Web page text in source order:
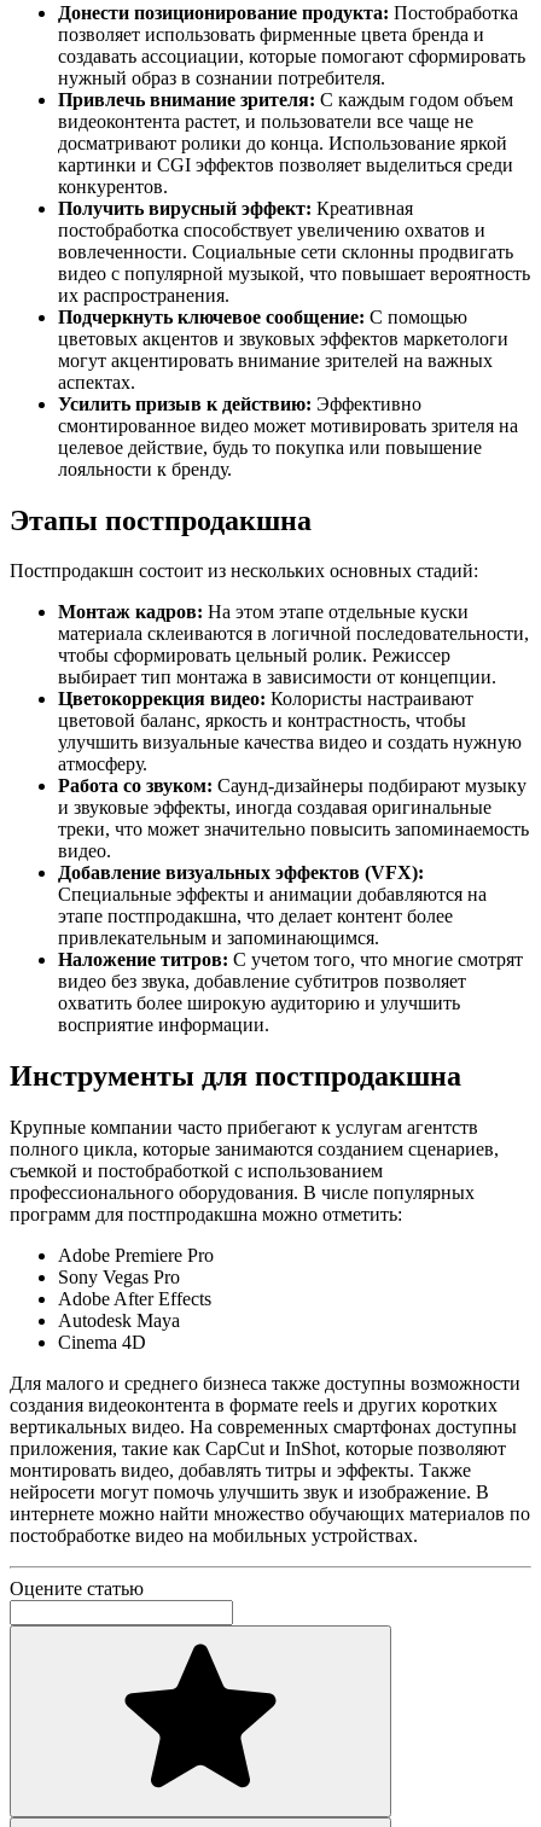
Донести позиционирование продукта: Постобработка
позволяет использовать фирменные цвета бренда и
создавать ассоциации, которые помогают сформировать
нужный образ в сознании потребителя.
Привлечь внимание зрителя: С каждым годом объем
видеоконтента растет, и пользователи все чаще не
досматривают ролики до конца. Использование яркой
картинки и CGI эффектов позволяет выделиться среди
конкурентов.
Получить вирусный эффект: Креативная
постобработка способствует увеличению охватов и
вовлеченности. Социальные сети склонны продвигать
видео с популярной музыкой, что повышает вероятность
их распространения.
Подчеркнуть ключевое сообщение: С помощью
цветовых акцентов и звуковых эффектов маркетологи
могут акцентировать внимание зрителей на важных
аспектах.
Усилить призыв к действию: Эффективно
смонтированное видео может мотивировать зрителя на
целевое действие, будь то покупка или повышение
лояльности к бренду.
Этапы постпродакшна
Постпродакшн состоит из нескольких основных стадий:
Монтаж кадров: На этом этапе отдельные куски
материала склеиваются в логичной последовательности,
чтобы сформировать цельный ролик. Режиссер
выбирает тип монтажа в зависимости от концепции.
Цветокоррекция видео: Колористы настраивают
цветовой баланс, яркость и контрастность, чтобы
улучшить визуальные качества видео и создать нужную
атмосферу.
Работа со звуком: Саунд-дизайнеры подбирают музыку
и звуковые эффекты, иногда создавая оригинальные
треки, что может значительно повысить запоминаемость
видео.
Добавление визуальных эффектов (VFX):
Специальные эффекты и анимации добавляются на
этапе постпродакшна, что делает контент более
привлекательным и запоминающимся.
Наложение титров: С учетом того, что многие смотрят
видео без звука, добавление субтитров позволяет
охватить более широкую аудиторию и улучшить
восприятие информации.
Инструменты для постпродакшна
Крупные компании часто прибегают к услугам агентств
полного цикла, которые занимаются созданием сценариев,
съемкой и постобработкой с использованием
профессионального оборудования. В числе популярных
программ для постпродакшна можно отметить:
Adobe Premiere Pro
Sony Vegas Pro
Adobe After Effects
Autodesk Maya
Cinema 4D
Для малого и среднего бизнеса также доступны возможности
создания видеоконтента в формате reels и других коротких
вертикальных видео. На современных смартфонах доступны
приложения, такие как CapCut и InShot, которые позволяют
монтировать видео, добавлять титры и эффекты. Также
нейросети могут помочь улучшить звук и изображение. В
интернете можно найти множество обучающих материалов по
постобработке видео на мобильных устройствах.
Оцените статью